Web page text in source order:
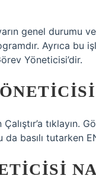
genel durumu
Ayrıca bu
Yöneticisi’dir.
Çalıştır’a
basılı tutarken